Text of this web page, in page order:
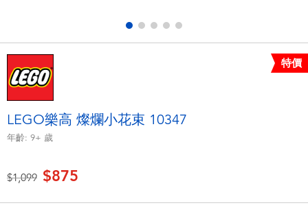
派對用品
夏日
NERF熱火 特價
LEGO樂高 燦爛小花束 10347
年齡: 9+ 歲
價格從
$1,099至$875